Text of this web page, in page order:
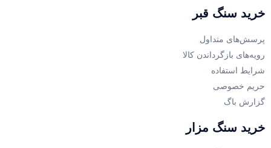
خرید سنگ قبر
پرسش‌های متداول
رویه‌های بازگرداندن کالا
شرایط استفاده
حریم خصوصی
گزارش باگ
خرید سنگ مزار